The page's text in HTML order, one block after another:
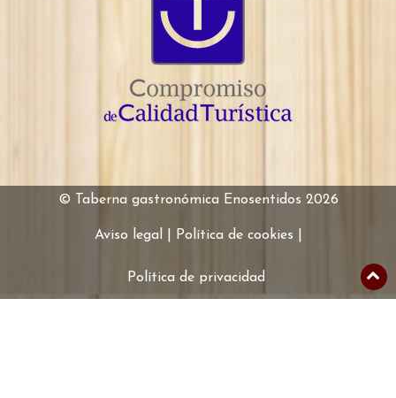
© Taberna gastronómica Enosentidos 2026
Aviso legal Política de cookies
Política de privacidad